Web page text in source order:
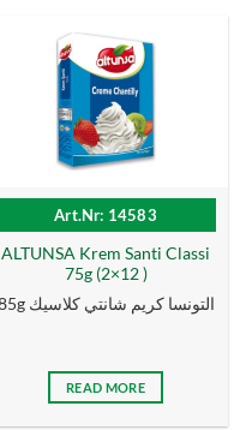
Art.Nr: 14583
ALTUNSA Krem Santi Classi
75g (2×12 )
85g التونسا كریم شانتي كلاسیك
READ MORE